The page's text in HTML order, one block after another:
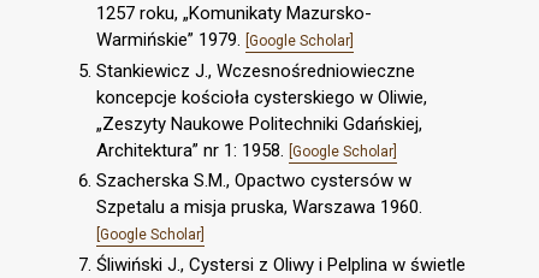
1257 roku, „Komunikaty Mazursko-
Warmińskie” 1979. [Google Scholar]
Stankiewicz J., Wczesnośredniowieczne
koncepcje kościoła cysterskiego w Oliwie,
„Zeszyty Naukowe Politechniki Gdańskiej,
Architektura” nr 1: 1958.
[Google Scholar]
Szacherska S.M., Opactwo cystersów w
Szpetalu a misja pruska, Warszawa 1960.
[Google Scholar]
Śliwiński J., Cystersi z Oliwy i Pelplina w świetle